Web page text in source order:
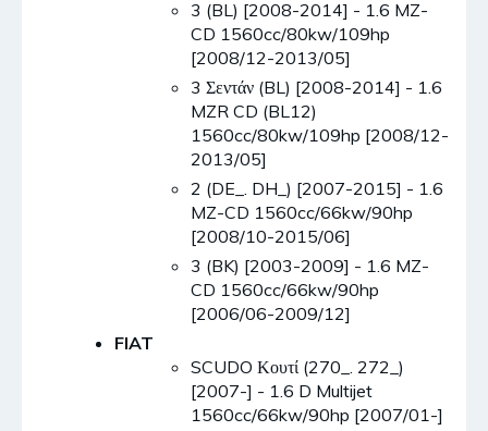
3 (BL) [2008-2014] - 1.6 MZ-
CD 1560cc/80kw/109hp
[2008/12-2013/05]
3 Σεντάν (BL) [2008-2014] - 1.6
MZR CD (BL12)
1560cc/80kw/109hp [2008/12-
2013/05]
2 (DE_. DH_) [2007-2015] - 1.6
MZ-CD 1560cc/66kw/90hp
[2008/10-2015/06]
3 (BK) [2003-2009] - 1.6 MZ-
CD 1560cc/66kw/90hp
[2006/06-2009/12]
FIAT
SCUDO Κουτί (270_. 272_)
[2007-] - 1.6 D Multijet
1560cc/66kw/90hp [2007/01-]